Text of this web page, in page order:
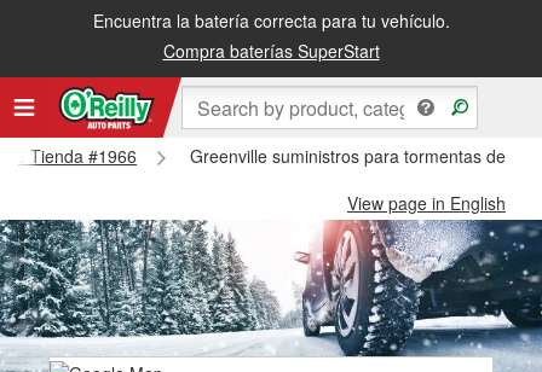
Encuentra la batería correcta para tu vehículo.
Compra baterías SuperStart
Tienda #1966
Greenville suministros para tormentas de
View page in English